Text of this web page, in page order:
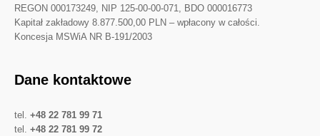
REGON 000173249, NIP 125-00-00-071, BDO 000016773
Kapitał zakładowy 8.877.500,00 PLN – wpłacony w całości.
Koncesja MSWiA NR B-191/2003
Dane kontaktowe
tel. +48 22 781 99 71
tel. +48 22 781 99 72